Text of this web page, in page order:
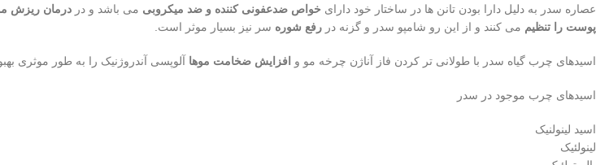
عصاره سدر به دلیل دارا بودن تانن ها در ساختار خود دارای خواص ضدعفونی کننده و ضد میکروبی می باشد و در درمان ریزش
پوست را تنظیم می کنند و از این رو شامپو سدر و گزنه در رفع شوره سر نیز بسیار موثر است.
اسیدهای چرب گیاه سدر با طولانی تر کردن فاز آناژن چرخه مو و افزایش ضخامت موها آلوپسی آندروژنیک را به طور موثری
اسیدهای چرب موجود در سدر
اسید لینولنیک
لینولئیک